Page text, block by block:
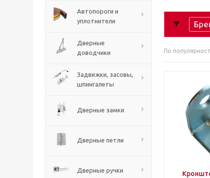
Автопороги и
уплотнители
Дверные
доводчики
Задвижки, засовы,
шпингалеты
Дверные замки
Дверные петли
Дверные ручки
По